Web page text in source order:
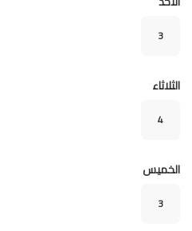
3
الثلاثاء
4
الخميس
3